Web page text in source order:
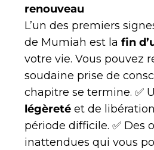
renouveau
L’un des premiers
de Mumiah est la fin
votre vie. Vous pouvez
soudaine prise de
chapitre se termine. ✅
légèreté et de
période difficile. ✅ Des
inattendues qui vous